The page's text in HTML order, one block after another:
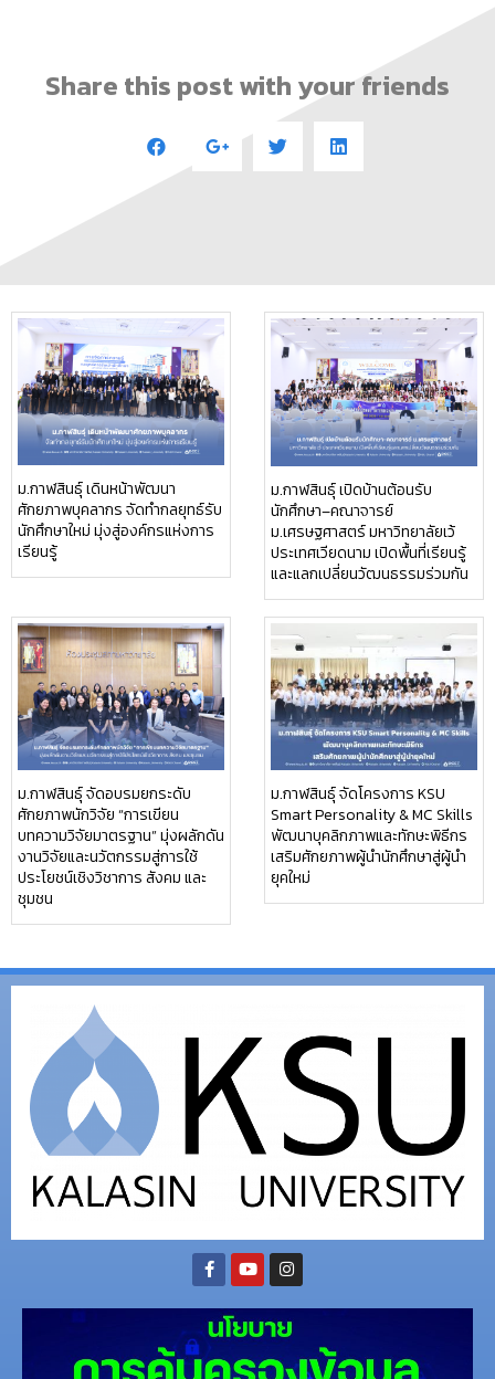
Share this post with your friends
ม.กาฬสินธุ์ เดินหน้าพัฒนา
ศักยภาพบุคลากร จัดทำกลยุทธ์รับ
นักศึกษาใหม่ มุ่งสู่องค์กรแห่งการ
เรียนรู้
ม.กาฬสินธุ์ เปิดบ้านต้อนรับ
นักศึกษา–คณาจารย์
ม.เศรษฐศาสตร์ มหาวิทยาลัยเว้
ประเทศเวียดนาม เปิดพื้นที่เรียนรู้
และแลกเปลี่ยนวัฒนธรรมร่วมกัน
ม.กาฬสินธุ์ จัดอบรมยกระดับ
ศักยภาพนักวิจัย “การเขียน
บทความวิจัยมาตรฐาน” มุ่งผลักดัน
งานวิจัยและนวัตกรรมสู่การใช้
ประโยชน์เชิงวิชาการ สังคม และ
ชุมชน
ม.กาฬสินธุ์ จัดโครงการ KSU
Smart Personality & MC Skills
พัฒนาบุคลิกภาพและทักษะพิธีกร
เสริมศักยภาพผู้นำนักศึกษาสู่ผู้นำ
ยุคใหม่